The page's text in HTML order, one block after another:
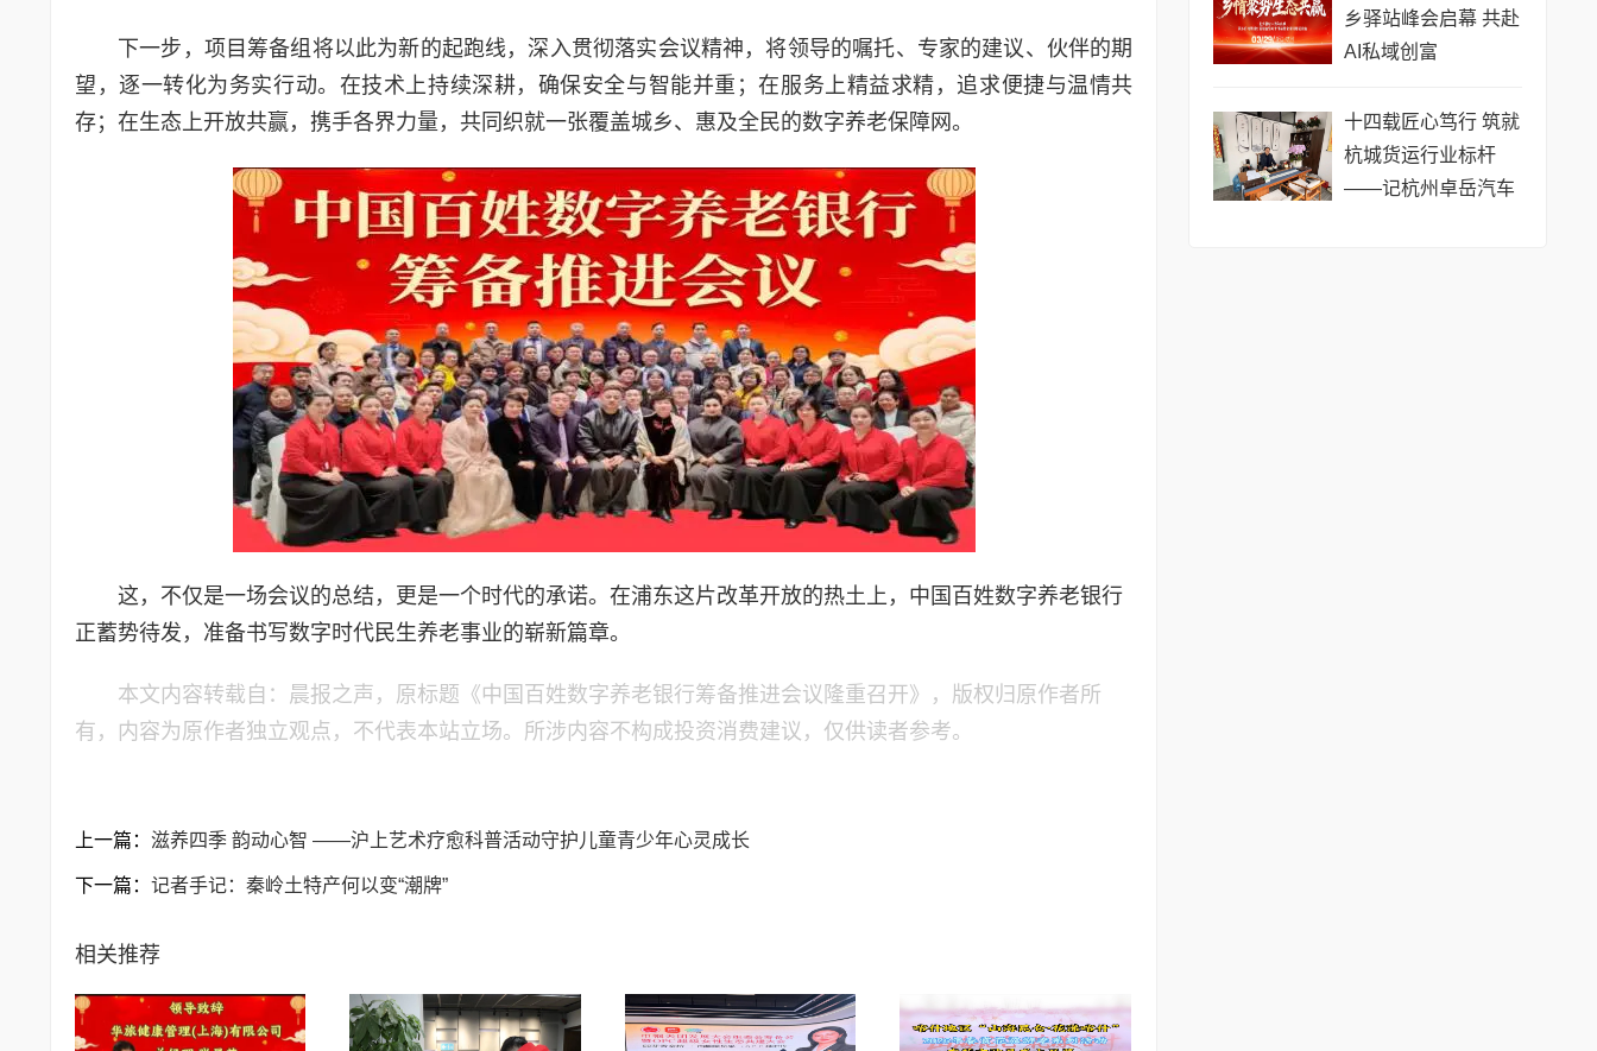
下一步，项目筹备组将以此为新的起跑线，深入贯彻落实会议精神，将领导的嘱托、专家的建议、伙伴的期
望，逐一转化为务实行动。在技术上持续深耕，确保安全与智能并重；在服务上精益求精，追求便捷与温情共
存；在生态上开放共赢，携手各界力量，共同织就一张覆盖城乡、惠及全民的数字养老保障网。
这，不仅是一场会议的总结，更是一个时代的承诺。在浦东这片改革开放的热土上，中国百姓数字养老银行
正蓄势待发，准备书写数字时代民生养老事业的崭新篇章。
本文内容转载自：晨报之声，原标题《​中国百姓数字养老银行筹备推进会议隆重召开》，版权归原作者所
有，内容为原作者独立观点，不代表本站立场。所涉内容不构成投资消费建议，仅供读者参考。
上一篇： 滋养四季 韵动心智 ——沪上艺术疗愈科普活动守护儿童青少年心灵成长
下一篇： 记者手记：秦岭土特产何以变“潮牌”
相关推荐
乡驿站峰会启幕 共赴
AI私域创富
十四载匠心笃行 筑就
杭城货运行业标杆
——记杭州卓岳汽车